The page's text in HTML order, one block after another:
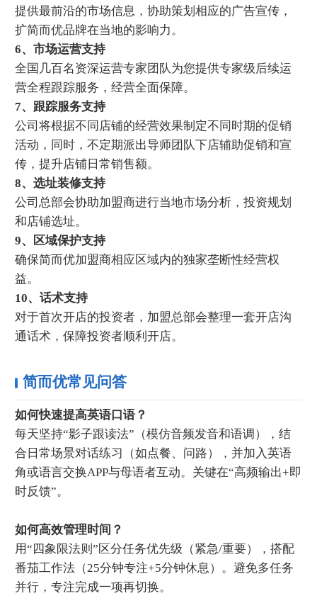
提供最前沿的市场信息，协助策划相应的广告宣传，
扩简而优品牌在当地的影响力。
6、市场运营支持
全国几百名资深运营专家团队为您提供专家级后续运
营全程跟踪服务，经营全面保障。
7、跟踪服务支持
公司将根据不同店铺的经营效果制定不同时期的促销
活动，同时，不定期派出导师团队下店辅助促销和宣
传，提升店铺日常销售额。
8、选址装修支持
公司总部会协助加盟商进行当地市场分析，投资规划
和店铺选址。
9、区域保护支持
确保简而优加盟商相应区域内的独家垄断性经营权
益。
10、话术支持
对于首次开店的投资者，加盟总部会整理一套开店沟
通话术，保障投资者顺利开店。
简而优常见问答
如何快速提高英语口语？‌
每天坚持“影子跟读法”（模仿音频发音和语调），结
合日常场景对话练习（如点餐、问路），并加入英语
角或语言交换APP与母语者互动。关键在“高频输出+即
时反馈”。
如何高效管理时间？‌
用“四象限法则”区分任务优先级（紧急/重要），搭配
番茄工作法（25分钟专注+5分钟休息）。避免多任务
并行，专注完成一项再切换。